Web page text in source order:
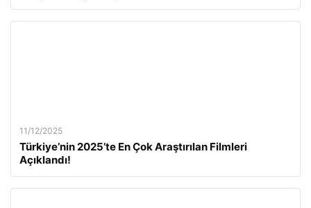
11/12/2025
Türkiye’nin 2025’te En Çok Araştırılan Filmleri
Açıklandı!